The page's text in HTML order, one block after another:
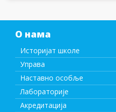
О нама
Историјат школе
Управа
Наставно особље
Лабораторије
Акредитација